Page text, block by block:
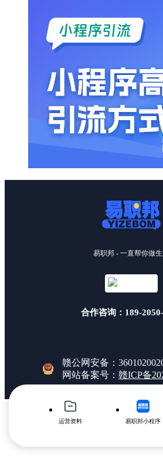
运营资料 易职邦小程序
易职邦 - 一直帮你做
合作咨询：189-
赣公网安备：
网站备案号： 赣ICP备